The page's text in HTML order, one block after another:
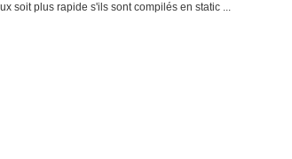
soit plus rapide s'ils sont compilés en static ...